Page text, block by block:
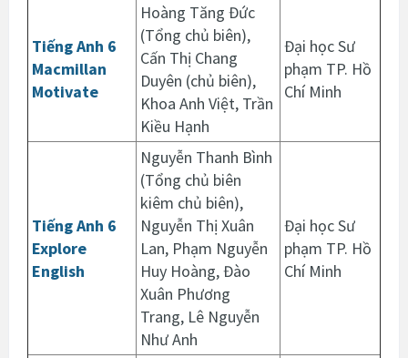
Tiếng Anh 6
Macmillan
Motivate
Hoàng Tăng Đức
(Tổng chủ biên),
Cấn Thị Chang
Duyên (chủ biên),
Khoa Anh Việt, Trần
Kiều Hạnh
Đại học Sư
phạm TP. Hồ
Chí Minh
Tiếng Anh 6
Explore
English
Nguyễn Thanh Bình
(Tổng chủ biên
kiêm chủ biên),
Nguyễn Thị Xuân
Lan, Phạm Nguyễn
Huy Hoàng, Đào
Xuân Phương
Trang, Lê Nguyễn
Như Anh
Đại học Sư
phạm TP. Hồ
Chí Minh